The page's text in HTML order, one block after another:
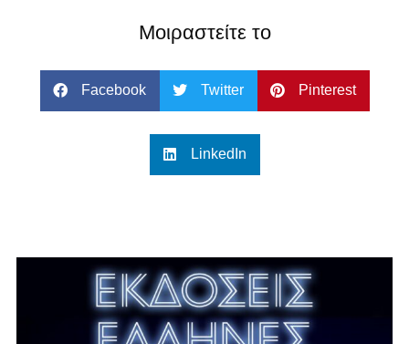
Μοιραστείτε το
Facebook Twitter Pinterest
LinkedIn